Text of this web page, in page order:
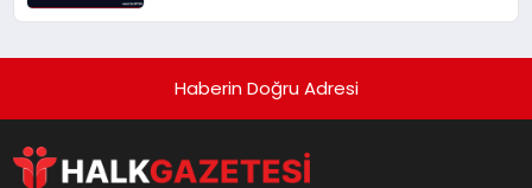
Haberin Doğru Adresi